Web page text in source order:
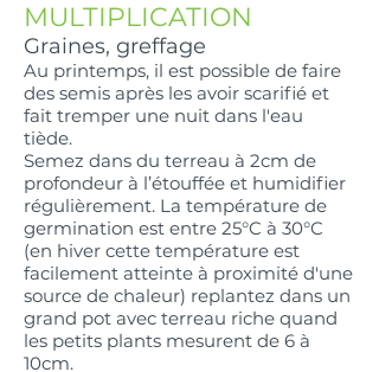
MULTIPLICATION
Graines, greffage
Au printemps, il est possible de faire
des semis après les avoir scarifié et
fait tremper une nuit dans l'eau
tiède.
Semez dans du terreau à 2cm de
profondeur à l’étouffée et humidifier
régulièrement. La température de
germination est entre 25°C à 30°C
(en hiver cette température est
facilement atteinte à proximité d'une
source de chaleur) replantez dans un
grand pot avec terreau riche quand
les petits plants mesurent de 6 à
10cm.